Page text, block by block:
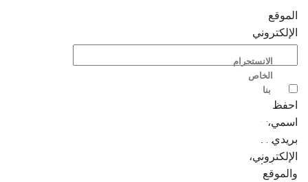
الموقع
الإلكتروني
احفظ
اسمي،
بريدي
الإلكتروني،
والموقع
الانستجرام
الخاص
بنا